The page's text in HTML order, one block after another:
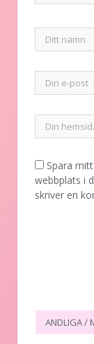
Spara
webbplats i
skriver en
ANDLIGA /